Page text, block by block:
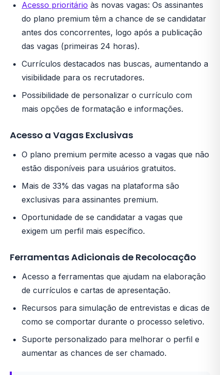
Acesso prioritário às novas vagas: Os assinantes
do plano premium têm a chance de se candidatar
antes dos concorrentes, logo após a publicação
das vagas (primeiras 24 horas).
Currículos destacados nas buscas, aumentando a
visibilidade para os recrutadores.
Possibilidade de personalizar o currículo com
mais opções de formatação e informações.
Acesso a Vagas Exclusivas
O plano premium permite acesso a vagas que não
estão disponíveis para usuários gratuitos.
Mais de 33% das vagas na plataforma são
exclusivas para assinantes premium.
Oportunidade de se candidatar a vagas que
exigem um perfil mais específico.
Ferramentas Adicionais de Recolocação
Acesso a ferramentas que ajudam na elaboração
de currículos e cartas de apresentação.
Recursos para simulação de entrevistas e dicas de
como se comportar durante o processo seletivo.
Suporte personalizado para melhorar o perfil e
aumentar as chances de ser chamado.